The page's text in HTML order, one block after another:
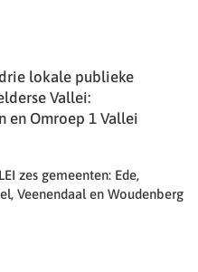
lokale publieke
Vallei:
en Omroep 1 Vallei
zes gemeenten: Ede,
Veenendaal en Woudenberg